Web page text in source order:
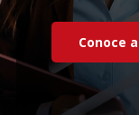
Conoce